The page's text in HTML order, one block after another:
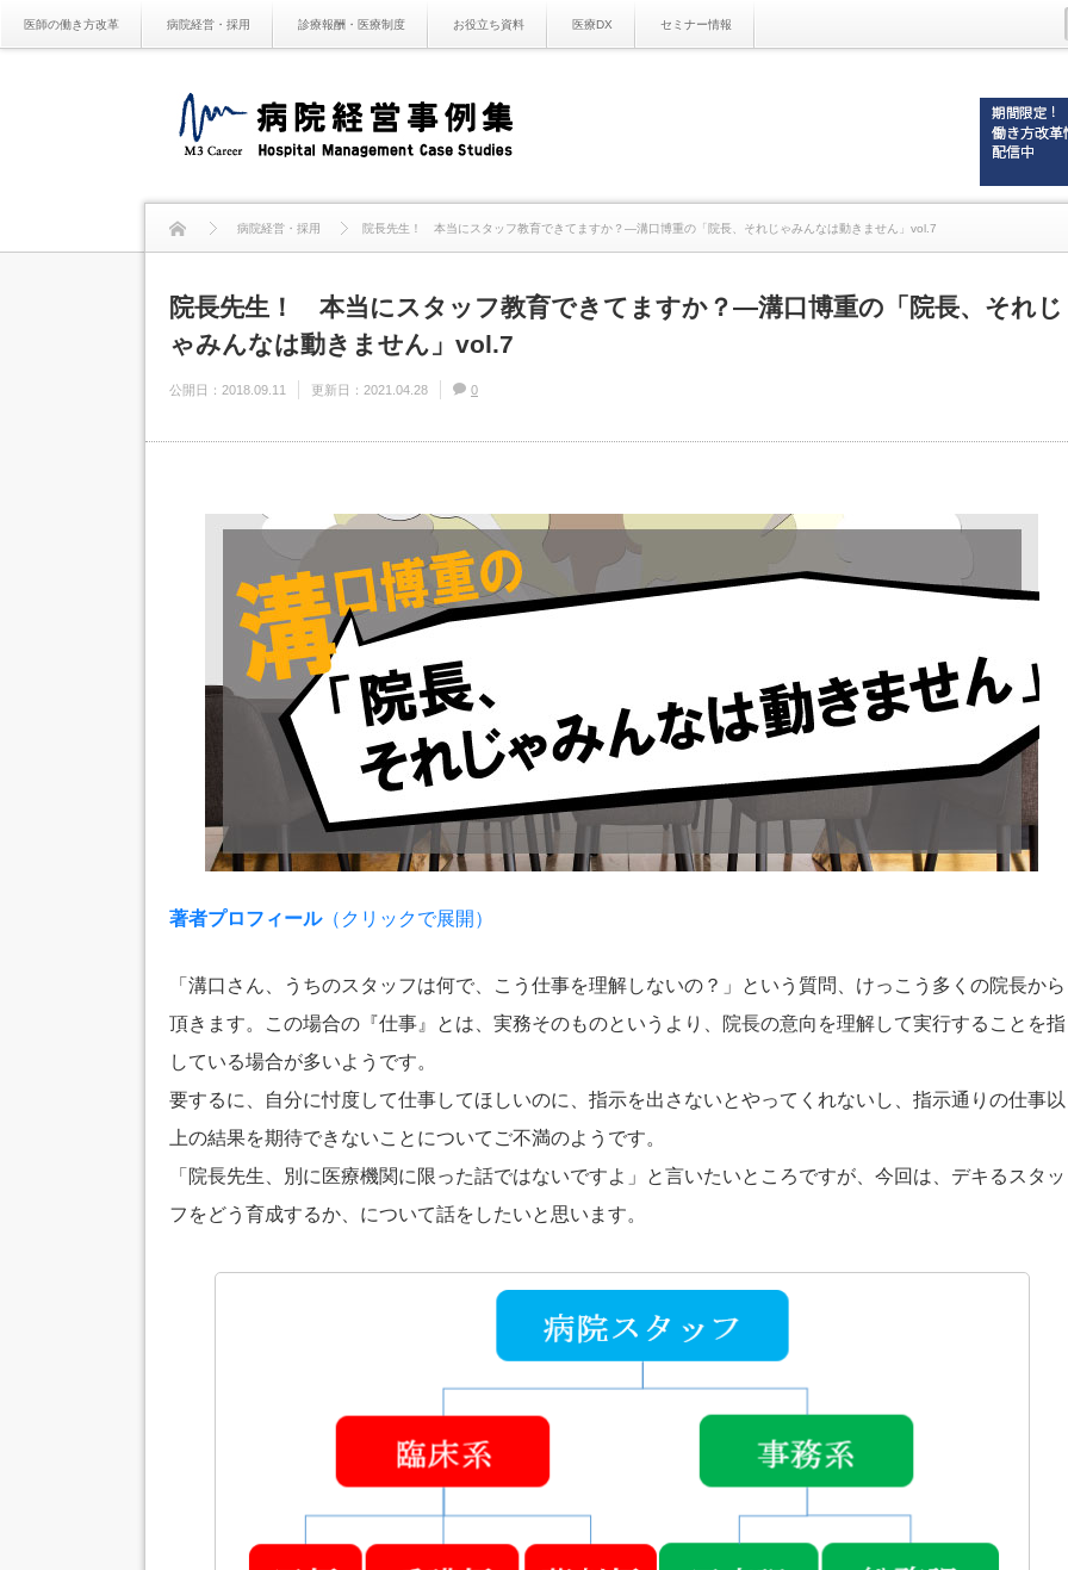
医師の働き方改革 病院経営・採用 診療報酬・医療制度 お役立ち資料 医療DX セミナー情報
病院経営・採用 院長先生！ 本当にスタッフ教育できてますか？―溝口博重の「院長、それじゃみんなは動きません」vol.7
院長先生！ 本当にスタッフ教育できてますか？―溝口博重の「院長、それじ
ゃみんなは動きません」vol.7
公開日： 2018.09.11 更新日： 2021.04.28 0
著者プロフィール（クリックで展開）
「溝口さん、うちのスタッフは何で、こう仕事を理解しないの？」という質問、けっこう多くの院長から
頂きます。この場合の『仕事』とは、実務そのものというより、院長の意向を理解して実行することを指
している場合が多いようです。
要するに、自分に忖度して仕事してほしいのに、指示を出さないとやってくれないし、指示通りの仕事以
上の結果を期待できないことについてご不満のようです。
「院長先生、別に医療機関に限った話ではないですよ」と言いたいところですが、今回は、デキるスタッ
フをどう育成するか、について話をしたいと思います。